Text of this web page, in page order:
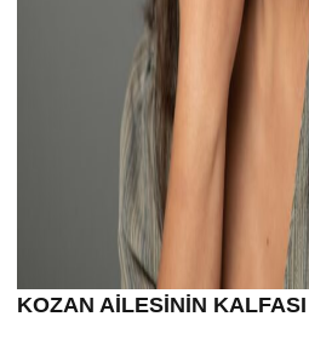
KOZAN AİLESİNİN KALFASI